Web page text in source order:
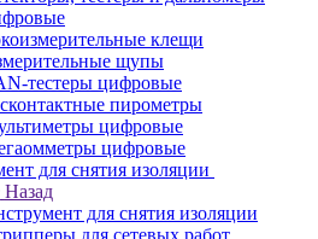
клещи
щупы
тестеры цифровые
пирометры
цифровые
цифровые
для снятия изоляции
Назад
для снятия изоляции
для сетевых работ